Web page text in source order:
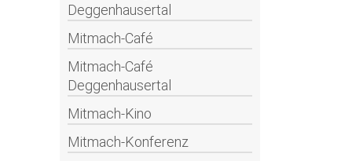
Deggenhausertal
Mitmach-Café
Mitmach-Café
Deggenhausertal
Mitmach-Kino
Mitmach-Konferenz